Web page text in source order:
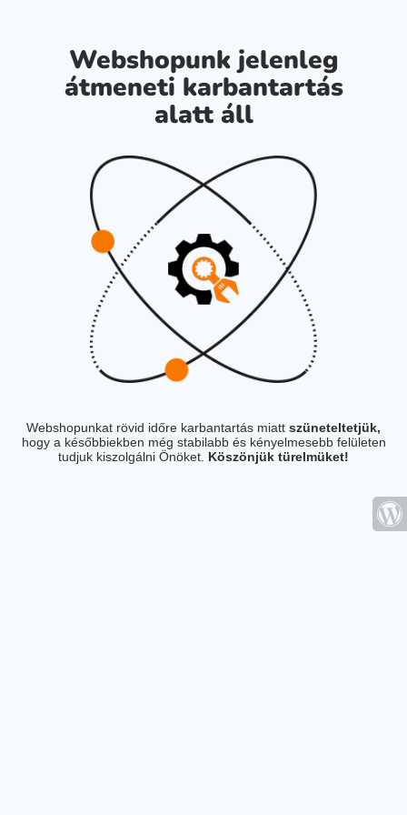
Webshopunk jelenleg
átmeneti karbantartás
alatt áll
Webshopunkat rövid időre karbantartás miatt szüneteltetjük,
hogy a későbbiekben még stabilabb és kényelmesebb felületen
tudjuk kiszolgálni Önöket. Köszönjük türelmüket!